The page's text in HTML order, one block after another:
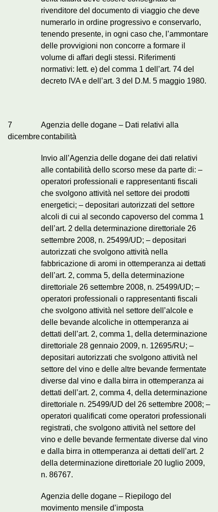
rivenditore del documento di viaggio che deve
numerarlo in ordine progressivo e conservarlo,
tenendo presente, in ogni caso che, l’ammontare
delle provvigioni non concorre a formare il
volume di affari degli stessi. Riferimenti
normativi: lett. e) del comma 1 dell’art. 74 del
decreto IVA e dell’art. 3 del D.M. 5 maggio 1980.
7
dicembre
Agenzia delle dogane – Dati relativi alla
contabilità
Invio all’Agenzia delle dogane dei dati relativi
alle contabilità dello scorso mese da parte di: –
operatori professionali e rappresentanti fiscali
che svolgono attività nel settore dei prodotti
energetici; – depositari autorizzati del settore
alcoli di cui al secondo capoverso del comma 1
dell’art. 2 della determinazione direttoriale 26
settembre 2008, n. 25499/UD; – depositari
autorizzati che svolgono attività nella
fabbricazione di aromi in ottemperanza ai dettati
dell’art. 2, comma 5, della determinazione
direttoriale 26 settembre 2008, n. 25499/UD; –
operatori professionali o rappresentanti fiscali
che svolgono attività nel settore dell’alcole e
delle bevande alcoliche in ottemperanza ai
dettati dell’art. 2, comma 1, della determinazione
direttoriale 28 gennaio 2009, n. 12695/RU; –
depositari autorizzati che svolgono attività nel
settore del vino e delle altre bevande fermentate
diverse dal vino e dalla birra in ottemperanza ai
dettati dell’art. 2, comma 4, della determinazione
direttoriale n. 25499/UD del 26 settembre 2008; –
operatori qualificati come operatori professionali
registrati, che svolgono attività nel settore del
vino e delle bevande fermentate diverse dal vino
e dalla birra in ottemperanza ai dettati dell’art. 2
della determinazione direttoriale 20 luglio 2009,
n. 86767.
Agenzia delle dogane – Riepilogo del
movimento mensile d’imposta